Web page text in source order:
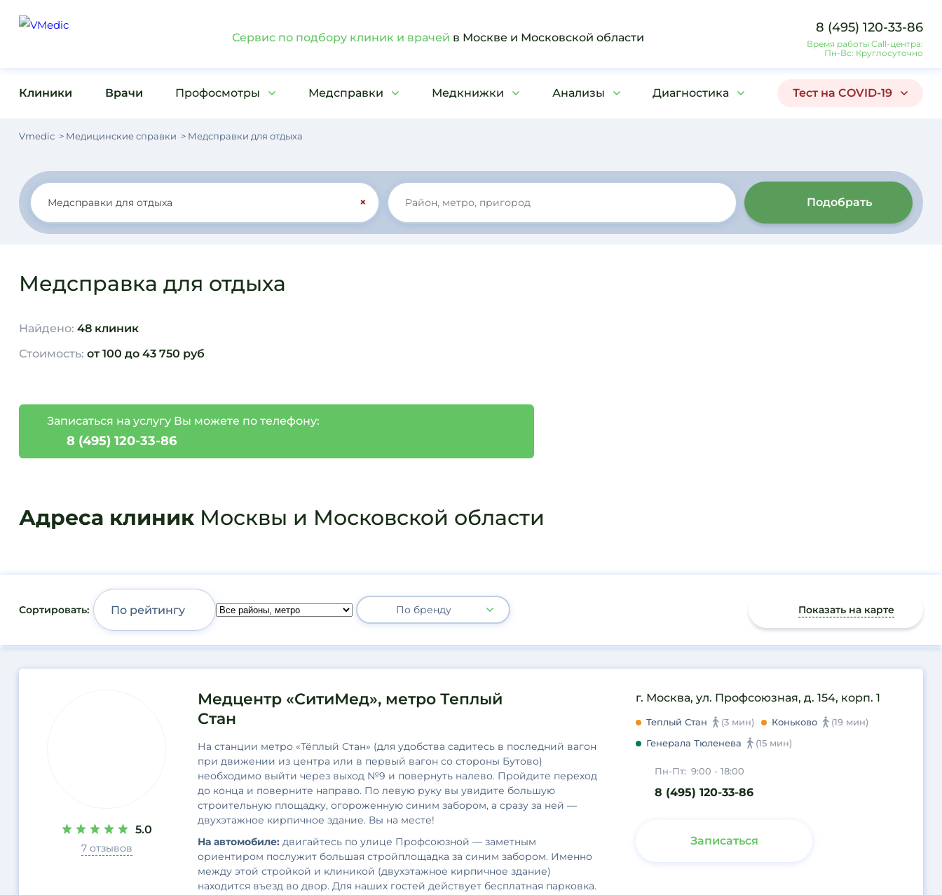
Сервис по подбору клиник и врачей в Москве и Московской области
8 (495) 120-33-86
Время работы Call-центра:
Пн-Вс: Круглосуточно
Клиники Врачи Профосмотры Медсправки Медкнижки Анализы Диагностика Тест на COVID-19
Vmedic Медицинские справки Медсправки для отдыха
× Подобрать
Медсправка для отдыха
Найдено: 48 клиник
Стоимость: от 100 до 43 750 руб
Записаться на услугу Вы можете по телефону:
8 (495) 120-33-86
Адреса клиник Москвы и Московской области
Сортировать: По бренду Показать на карте
5.0
7 отзывов
Медцентр «СитиМед», метро Теплый
Стан
На станции метро «Тёплый Стан» (для удобства садитесь в последний вагон
при движении из центра или в первый вагон со стороны Бутово)
необходимо выйти через выход №9 и повернуть налево. Пройдите переход
до конца и поверните направо. По левую руку вы увидите большую
строительную площадку, огороженную синим забором, а сразу за ней —
двухэтажное кирпичное здание. Вы на месте!
На автомобиле: двигайтесь по улице Профсоюзной — заметным
ориентиром послужит большая стройплощадка за синим забором. Именно
между этой стройкой и клиникой (двухэтажное кирпичное здание)
находится въезд во двор. Для наших гостей действует бесплатная парковка.
г. Москва, ул. Профсоюзная, д. 154, корп. 1
Теплый Стан (3 мин) Коньково
(19 мин)
Генерала Тюленева
(15 мин)
Пн-Пт: 9:00 - 18:00
8 (495) 120-33-86
Записаться